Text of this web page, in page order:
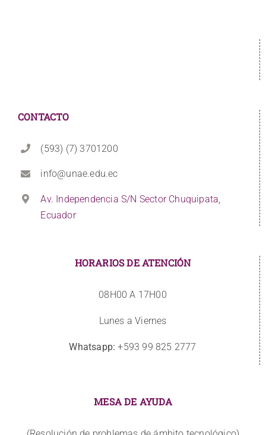
CONTACTO
(593) (7) 3701200
info@unae.edu.ec
Av. Independencia S/N Sector Chuquipata,
Ecuador
HORARIOS DE ATENCIÓN
08H00 A 17H00
Lunes a Viernes
Whatsapp: +593 99 825 2777
MESA DE AYUDA